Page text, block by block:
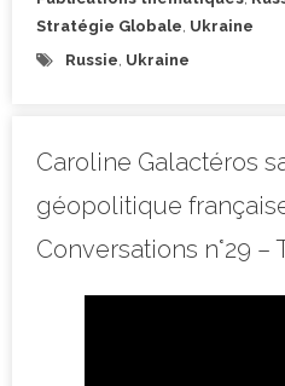
Stratégie Globale Ukraine
Russie Ukraine
Caroline Galactéros
géopolitique
Conversations n°29 –